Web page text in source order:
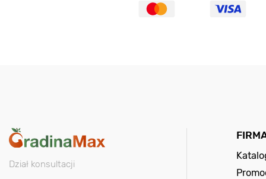
Dział konsultacji